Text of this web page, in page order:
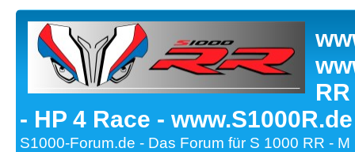
- HP 4 Race -
S1000-Forum.de - Das Forum für S 1000 RR -